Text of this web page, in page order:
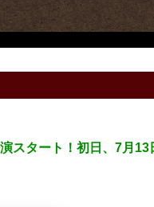
スタート！初日、7月13